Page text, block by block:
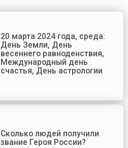
20 марта 2024 года, среда:
День Земли, День
весеннего равноденствия,
Международный день
счастья, День астрологии
Сколько людей получили
звание Героя России?